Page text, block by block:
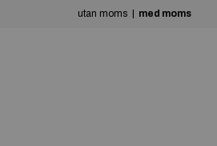
utan moms med moms